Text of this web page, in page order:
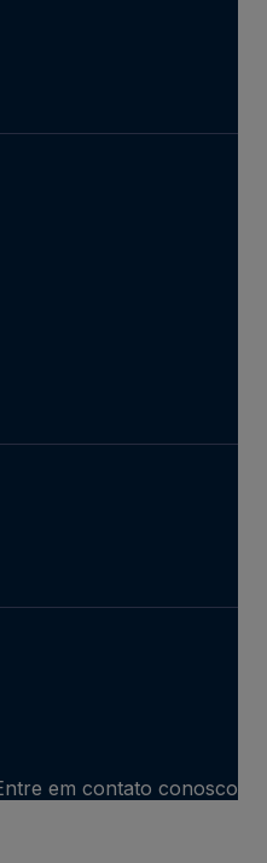
em contato conosco